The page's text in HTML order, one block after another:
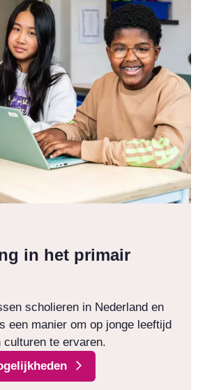
in het primair
scholieren in Nederland en
een manier om op jonge leeftijd
culturen te ervaren.